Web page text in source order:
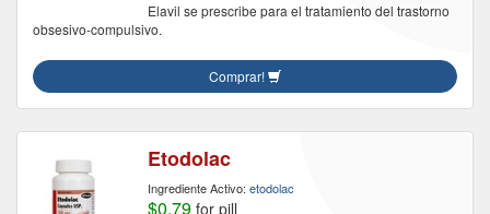
Elavil se prescribe para el tratamiento del trastorno
obsesivo-compulsivo.
Comprar!
Etodolac
Ingrediente Activo: etodolac
$0.79 for pill